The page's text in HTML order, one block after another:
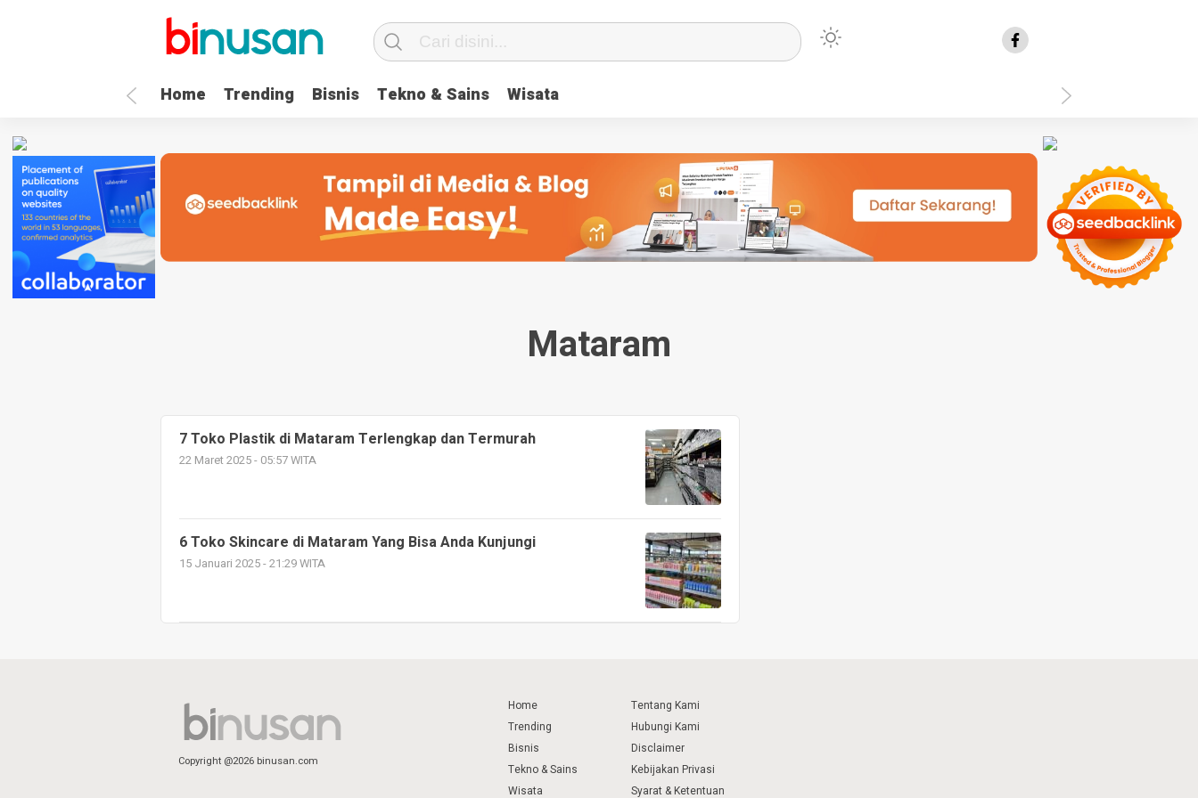
Home Trending Bisnis Tekno & Sains Wisata
Mataram
7 Toko Plastik di Mataram Terlengkap dan Termurah
22 Maret 2025 - 05:57 WITA
6 Toko Skincare di Mataram Yang Bisa Anda Kunjungi
15 Januari 2025 - 21:29 WITA
Copyright @2026 binusan.com
Home
Trending
Bisnis
Tekno & Sains
Wisata
Tentang Kami
Hubungi Kami
Disclaimer
Kebijakan Privasi
Syarat & Ketentuan